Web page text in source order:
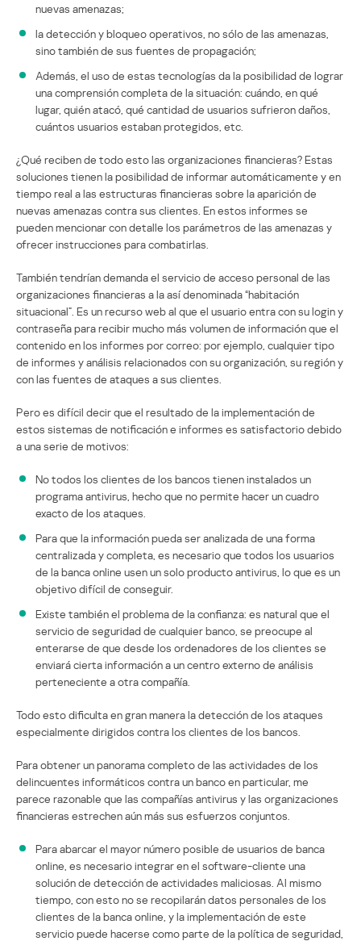
nuevas amenazas;
la detección y bloqueo operativos, no sólo de las amenazas,
sino también de sus fuentes de propagación;
Además, el uso de estas tecnologías da la posibilidad de lograr
una comprensión completa de la situación: cuándo, en qué
lugar, quién atacó, qué cantidad de usuarios sufrieron daños,
cuántos usuarios estaban protegidos, etc.
¿Qué reciben de todo esto las organizaciones financieras? Estas
soluciones tienen la posibilidad de informar automáticamente y en
tiempo real a las estructuras financieras sobre la aparición de
nuevas amenazas contra sus clientes. En estos informes se
pueden mencionar con detalle los parámetros de las amenazas y
ofrecer instrucciones para combatirlas.
También tendrían demanda el servicio de acceso personal de las
organizaciones financieras a la así denominada “habitación
situacional”. Es un recurso web al que el usuario entra con su login y
contraseña para recibir mucho más volumen de información que el
contenido en los informes por correo: por ejemplo, cualquier tipo
de informes y análisis relacionados con su organización, su región y
con las fuentes de ataques a sus clientes.
Pero es difícil decir que el resultado de la implementación de
estos sistemas de notificación e informes es satisfactorio debido
a una serie de motivos:
No todos los clientes de los bancos tienen instalados un
programa antivirus, hecho que no permite hacer un cuadro
exacto de los ataques.
Para que la información pueda ser analizada de una forma
centralizada y completa, es necesario que todos los usuarios
de la banca online usen un solo producto antivirus, lo que es un
objetivo difícil de conseguir.
Existe también el problema de la confianza: es natural que el
servicio de seguridad de cualquier banco, se preocupe al
enterarse de que desde los ordenadores de los clientes se
enviará cierta información a un centro externo de análisis
perteneciente a otra compañía.
Todo esto dificulta en gran manera la detección de los ataques
especialmente dirigidos contra los clientes de los bancos.
Para obtener un panorama completo de las actividades de los
delincuentes informáticos contra un banco en particular, me
parece razonable que las compañías antivirus y las organizaciones
financieras estrechen aún más sus esfuerzos conjuntos.
Para abarcar el mayor número posible de usuarios de banca
online, es necesario integrar en el software-cliente una
solución de detección de actividades maliciosas. Al mismo
tiempo, con esto no se recopilarán datos personales de los
clientes de la banca online, y la implementación de este
servicio puede hacerse como parte de la política de seguridad,